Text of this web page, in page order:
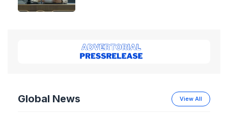
Global News View All